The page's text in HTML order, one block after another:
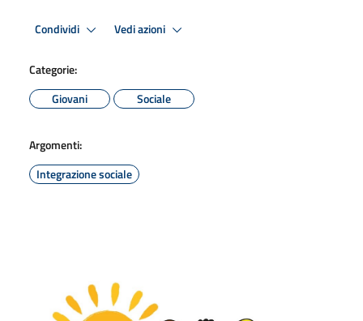
Condividi Vedi azioni
Categorie:
Giovani
Sociale
Argomenti:
Integrazione sociale